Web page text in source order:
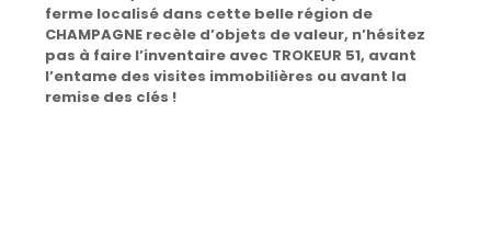
ferme localisé dans cette belle région de
CHAMPAGNE recèle d’objets de valeur, n’hésitez
pas à faire l’inventaire avec TROKEUR 51, avant
l’entame des visites immobilières ou avant la
remise des clés !